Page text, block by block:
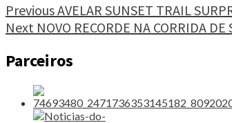
EM
CHOQUE»"
Continue
Reading
PreviousAVELAR SUNSET TRAIL
Next NOVO RECORDE NA CORRIDA DE
Parceiros